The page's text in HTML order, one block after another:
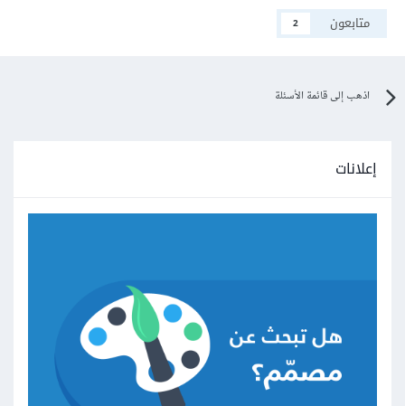
متابعون
2
اذهب إلى قائمة الأسئلة
إعلانات